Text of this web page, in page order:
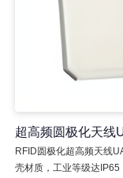
超高频圆极化天线
RFID圆极化超高频天线
壳材质，工业等级达